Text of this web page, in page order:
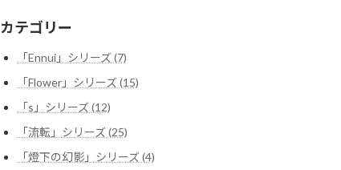
カテゴリー
「Ennui」シリーズ (7)
「Flower」シリーズ (15)
「s」シリーズ (12)
「流転」シリーズ (25)
「燈下の幻影」シリーズ (4)